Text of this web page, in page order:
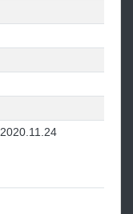
2020.11.24